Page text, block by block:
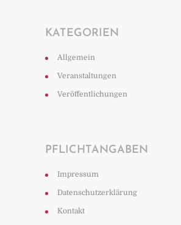
KATEGORIEN
Allgemein
Veranstaltungen
Veröffentlichungen
PFLICHTANGABEN
Impressum
Datenschutzerklärung
Kontakt